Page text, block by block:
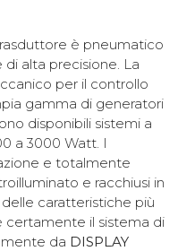
è pneumatico
alta precisione. La
per il controllo
gamma di generatori
disponibili sistemi a
a 3000 Watt. I
e totalmente
e racchiusi in
caratteristiche più
certamente il sistema di
da DISPLAY